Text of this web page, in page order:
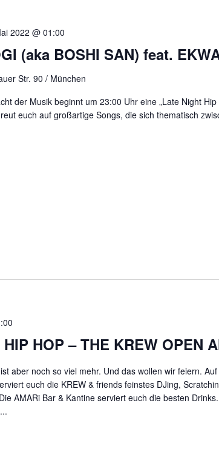
(aka BOSHI SAN) feat.
2022 @ 01:00
Str. 90 / München
der Musik beginnt um 23:00 Uhr eine „Late Night Hip
euch auf großartige Songs, die sich thematisch
HOP – THE KREW OPEN
aber noch so viel mehr. Und das wollen wir feiern.
euch die KREW & friends feinstes DJing,
AMARi Bar & Kantine serviert euch die besten